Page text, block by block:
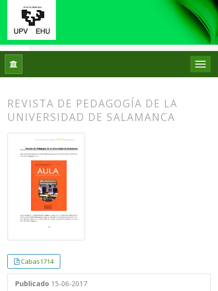
Inicio Reseñas bibliográficas
REVISTA DE PEDAGOGÍA DE LA
UNIVERSIDAD DE SALAMANCA
Cabas1714
Publicado 15-06-2017